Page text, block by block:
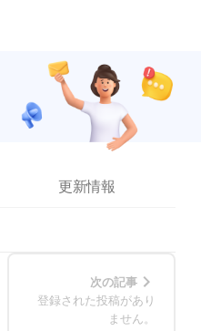
更新情報
次の記事
登録された投稿があり
ません。